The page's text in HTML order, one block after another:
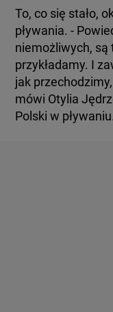
To, co się stało,
pływania. -
niemożliwych, są
przykładamy. I
jak
mówi Otylia
Polski w pływaniu.